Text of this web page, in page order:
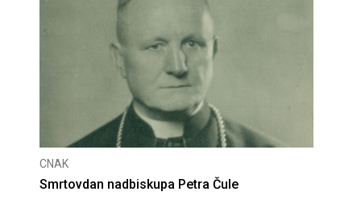
Petra Čule
Deseta obljetnica